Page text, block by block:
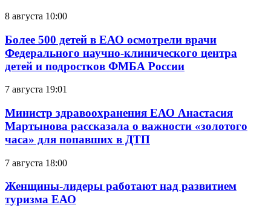
8 августа 10:00
Более 500 детей в ЕАО осмотрели врачи
Федерального научно-клинического центра
детей и подростков ФМБА России
7 августа 19:01
Министр здравоохранения ЕАО Анастасия
Мартынова рассказала о важности «золотого
часа» для попавших в ДТП
7 августа 18:00
Женщины-лидеры работают над развитием
туризма ЕАО